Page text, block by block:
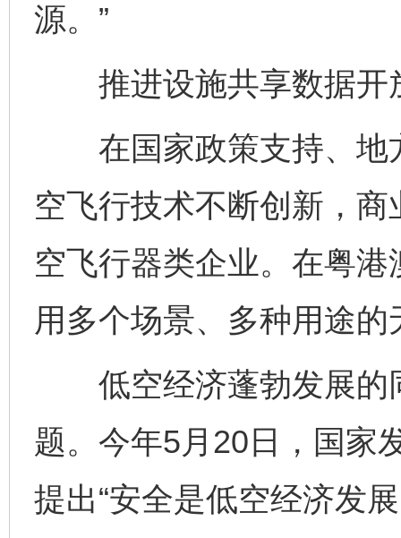
源。”
推进设施共享数据开
在国家政策支持、地
空飞行技术不断创新，
空飞行器类企业。在粤
用多个场景、多种用途
低空经济蓬勃发展的
题。今年5月20日，国家
提出“安全是低空经济发